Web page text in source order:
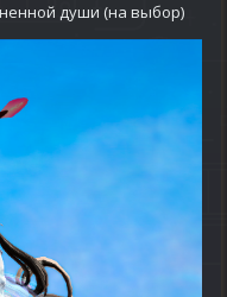
души (на выбор)